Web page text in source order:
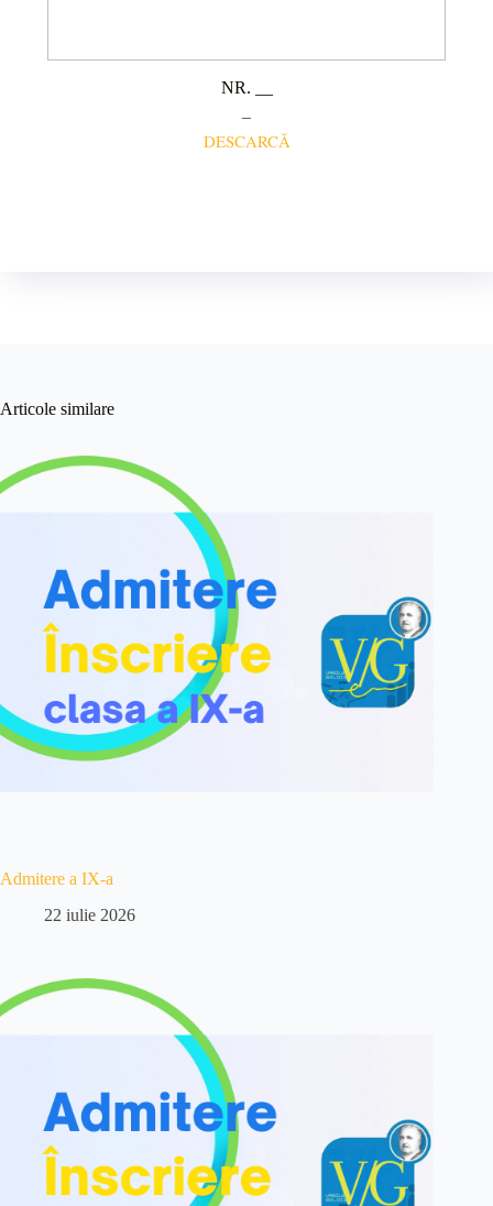
NR. __
–
DESCARCĂ
Articole similare
Admitere a IX-a
22 iulie 2026